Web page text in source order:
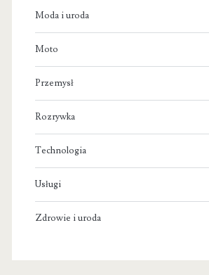
Moda i uroda
Moto
Przemysł
Rozrywka
Technologia
Usługi
Zdrowie i uroda